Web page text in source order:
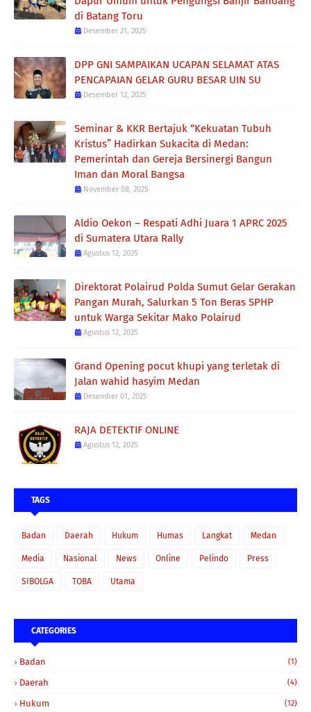
di Batang Toru
Desember 21, 2025
DPP GNI SAMPAIKAN UCAPAN SELAMAT ATAS
PENCAPAIAN GELAR GURU BESAR UIN SU
Desember 12, 2025
Seminar & KKR Bertajuk “Kekuatan Tubuh
Kristus” Hadirkan Sukacita di Medan:
Pemerintah dan Gereja Bersinergi Bangun
Iman dan Moral Bangsa
November 08, 2025
Aldio Oekon – Respati Adhi Juara 1 APRC 2025
di Sumatera Utara Rally
Agustus 12, 2025
Direktorat Polairud Polda Sumut Gelar Gerakan
Pangan Murah, Salurkan 5 Ton Beras SPHP
untuk Warga Sekitar Mako Polairud
Agustus 12, 2025
Grand Opening pocut khupi yang terletak di
Jalan wahid hasyim Medan
Desember 01, 2025
RAJA DETEKTIF ONLINE
Agustus 12, 2025
TAGS
Badan Daerah Hukum Humas Langkat Medan
Media Nasional News Online Pelindo Press
SIBOLGA TOBA Utama
CATEGORIES
Badan (1)
Daerah (4)
Hukum (12)